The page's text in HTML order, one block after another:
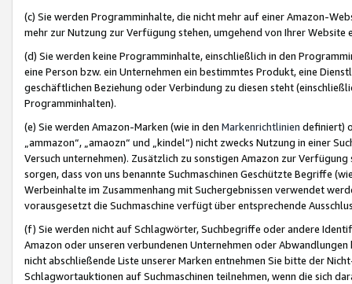
(c) Sie werden Programminhalte, die nicht mehr auf einer Amazon-
mehr zur Nutzung zur Verfügung stehen, umgehend von Ihrer
(d) Sie werden keine Programminhalte, einschließlich in den
eine Person bzw. ein Unternehmen ein bestimmtes Produkt, eine
geschäftlichen Beziehung oder Verbindung zu diesen steht
Programminhalten).
(e) Sie werden Amazon-Marken (wie in den Markenrichtlinien definiert)
„ammazon“, „amaozn“ und „kindel“) nicht zwecks Nutzung in einer
Versuch unternehmen). Zusätzlich zu sonstigen Amazon zur
sorgen, dass von uns benannte Suchmaschinen Geschützte Begriffe
Werbeinhalte im Zusammenhang mit Suchergebnissen verwendet
vorausgesetzt die Suchmaschine verfügt über entsprechende
(f) Sie werden nicht auf Schlagwörter, Suchbegriffe oder andere
Amazon oder unseren verbundenen Unternehmen oder
nicht abschließende Liste unserer Marken entnehmen Sie bitte der
Schlagwortauktionen auf Suchmaschinen teilnehmen, wenn die sich